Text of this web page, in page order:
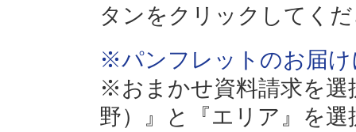
タンをクリックしてく
※パンフレットのお届け
※おまかせ資料請求を選
野）』と『エリア』を